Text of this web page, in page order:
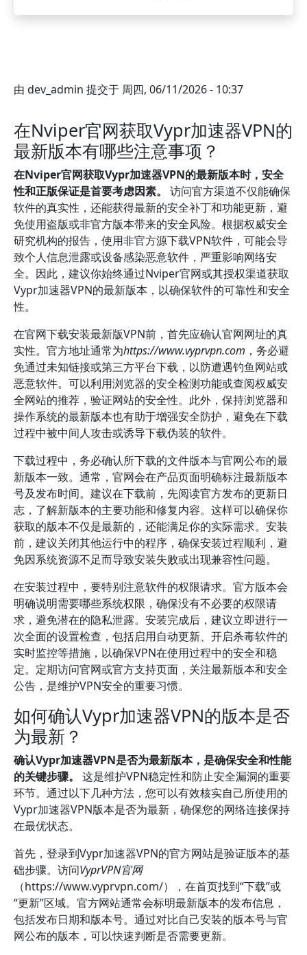
由 dev_admin 提交于 周四, 06/11/2026 - 10:37
在Nviper官网获取Vypr加速器VPN的
最新版本有哪些注意事项？
在Nviper官网获取Vypr加速器VPN的最新版本时，安全
性和正版保证是首要考虑因素。
访问官方渠道不仅能确保
软件的真实性，还能获得最新的安全补丁和功能更新，避
免使用盗版或非官方版本带来的安全风险。根据权威安全
研究机构的报告，使用非官方源下载VPN软件，可能会导
致个人信息泄露或设备感染恶意软件，严重影响网络安
全。因此，建议你始终通过Nviper官网或其授权渠道获取
Vypr加速器VPN的最新版本，以确保软件的可靠性和安全
性。
在官网下载安装最新版VPN前，首先应确认官网网址的真
实性。官方地址通常为https://www.vyprvpn.com ，务必避
免通过未知链接或第三方平台下载，以防遭遇钓鱼网站或
恶意软件。可以利用浏览器的安全检测功能或查阅权威安
全网站的推荐，验证网站的安全性。此外，保持浏览器和
操作系统的最新版本也有助于增强安全防护，避免在下载
过程中被中间人攻击或诱导下载伪装的软件。
下载过程中，务必确认所下载的文件版本与官网公布的最
新版本一致。通常，官网会在产品页面明确标注最新版本
号及发布时间。建议在下载前，先阅读官方发布的更新日
志，了解新版本的主要功能和修复内容。这样可以确保你
获取的版本不仅是最新的，还能满足你的实际需求。安装
前，建议关闭其他运行中的程序，确保安装过程顺利，避
免因系统资源不足而导致安装失败或出现兼容性问题。
在安装过程中，要特别注意软件的权限请求。官方版本会
明确说明需要哪些系统权限，确保没有不必要的权限请
求，避免潜在的隐私泄露。安装完成后，建议立即进行一
次全面的设置检查，包括启用自动更新、开启杀毒软件的
实时监控等措施，以确保VPN在使用过程中的安全和稳
定。定期访问官网或官方支持页面，关注最新版本和安全
公告，是维护VPN安全的重要习惯。
如何确认Vypr加速器VPN的版本是否
为最新？
确认Vypr加速器VPN是否为最新版本，是确保安全和性能
的关键步骤。
这是维护VPN稳定性和防止安全漏洞的重要
环节。通过以下几种方法，您可以有效核实自己所使用的
Vypr加速器VPN版本是否为最新，确保您的网络连接保持
在最优状态。
首先，登录到Vypr加速器VPN的官方网站是验证版本的基
础步骤。访问VyprVPN官网
（https://www.vyprvpn.com/），在首页找到“下载”或
“更新”区域。官方网站通常会标明最新版本的发布信息，
包括发布日期和版本号。通过对比自己安装的版本号与官
网公布的版本，可以快速判断是否需要更新。